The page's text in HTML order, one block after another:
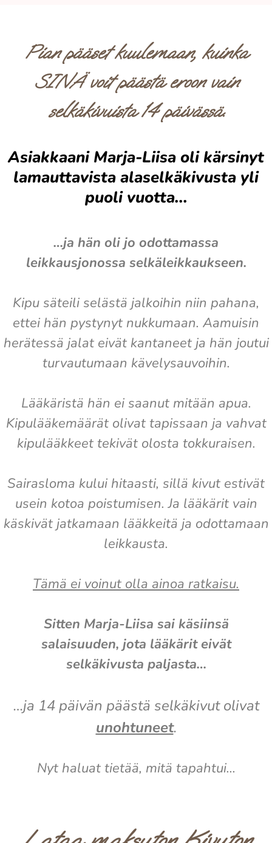
Pian pääset kuulemaan, kuinka
SINÄ voit päästä eroon vain
selkäkivuista 14 päivässä.
Asiakkaani Marja-Liisa oli kärsinyt
lamauttavista alaselkäkivusta yli
puoli vuotta...
…ja hän oli jo odottamassa
leikkausjonossa selkäleikkaukseen.
Kipu säteili selästä jalkoihin niin pahana,
ettei hän pystynyt nukkumaan. Aamuisin
herätessä jalat eivät kantaneet ja hän joutui
turvautumaan kävelysauvoihin.
Lääkäristä hän ei saanut mitään apua.
Kipulääkemäärät olivat tapissaan ja vahvat
kipulääkkeet tekivät olosta tokkuraisen.
Sairasloma kului hitaasti, sillä kivut estivät
usein kotoa poistumisen. Ja lääkärit vain
käskivät jatkamaan lääkkeitä ja odottamaan
leikkausta.
Tämä ei voinut olla ainoa ratkaisu.
Sitten Marja-Liisa sai käsiinsä
salaisuuden, jota lääkärit eivät
selkäkivusta paljasta…
…ja 14 päivän päästä selkäkivut olivat
unohtuneet.
Nyt haluat tietää, mitä tapahtui…